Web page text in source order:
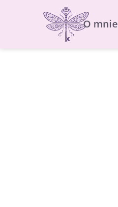
O mnie